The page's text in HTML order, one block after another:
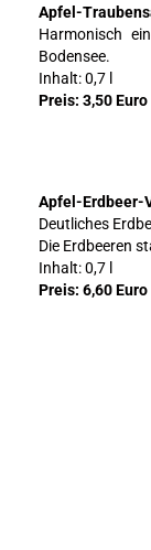
Apfel-
Harmonisch
Bodensee.
Inhalt: 0,7 l
Preis: 3,50 Euro
Apfel-Erdbeer-
Deutliches
Die Erdbeeren
Inhalt: 0,7 l
Preis: 6,60 Euro